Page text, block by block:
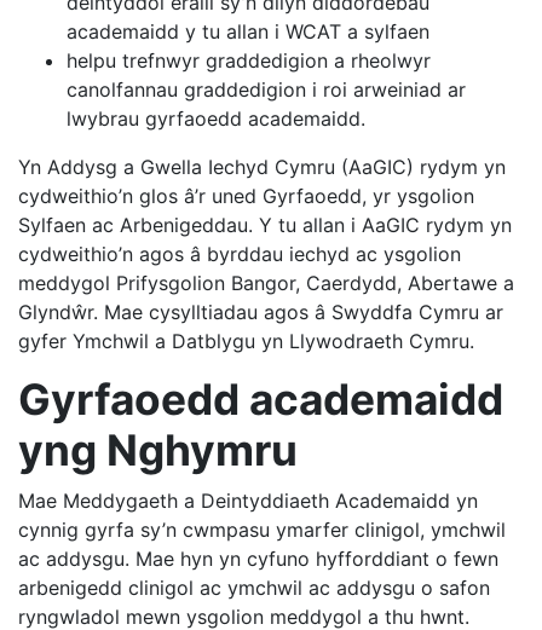
academaidd y tu allan i WCAT a sylfaen
helpu trefnwyr graddedigion a rheolwyr
canolfannau graddedigion i roi arweiniad ar
lwybrau gyrfaoedd academaidd.
Yn Addysg a Gwella Iechyd Cymru (AaGIC) rydym yn
cydweithio’n glos â’r uned Gyrfaoedd, yr ysgolion
Sylfaen ac Arbenigeddau. Y tu allan i AaGIC rydym yn
cydweithio’n agos â byrddau iechyd ac ysgolion
meddygol Prifysgolion Bangor, Caerdydd, Abertawe a
Glyndŵr. Mae cysylltiadau agos â Swyddfa Cymru ar
gyfer Ymchwil a Datblygu yn Llywodraeth Cymru.
Gyrfaoedd academaidd
yng Nghymru
Mae Meddygaeth a Deintyddiaeth Academaidd yn
cynnig gyrfa sy’n cwmpasu ymarfer clinigol, ymchwil
ac addysgu. Mae hyn yn cyfuno hyfforddiant o fewn
arbenigedd clinigol ac ymchwil ac addysgu o safon
ryngwladol mewn ysgolion meddygol a thu hwnt.